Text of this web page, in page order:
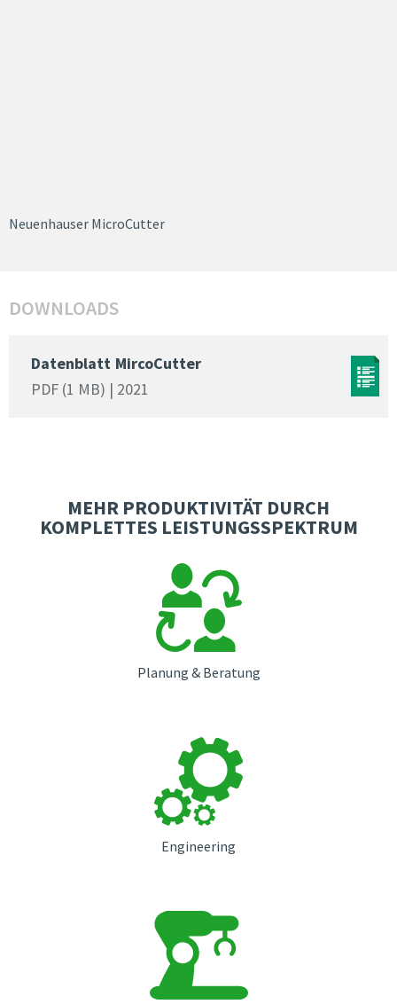
Neuenhauser MicroCutter
DOWNLOADS
Datenblatt MircoCutter
PDF (1 MB) | 2021
MEHR PRODUKTIVITÄT DURCH
KOMPLETTES LEISTUNGSSPEKTRUM
Planung & Beratung
Engineering